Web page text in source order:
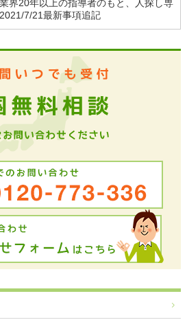
界20年以上の指導者のもと、人探し専
7/21最新事項追記